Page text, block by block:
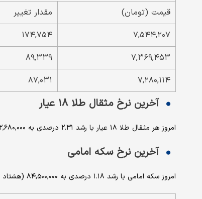
قیمت (تومان) مقدار تغییر
۷,۵۴۴,۲۰۷
۱۷۴,۷۵۴
۷,۳۶۹,۴۵۳
۸۹,۳۳۹
۷,۲۸۰,۱۱۴
۸۷,۰۳۱
آخرین نرخ مثقال طلا ۱۸ عیار
امروز هر مثقال طلا ۱۸ عیار با رشد ۲.۳۱ درصدی به ۳۲,۶۸۰,۰۰۰ (سی و دو میلیون و ششصد و هشتاد هزار) تومان رسید.
آخرین نرخ سکه امامی
امروز سکه امامی با رشد ۱.۱۸ درصدی به ۸۴,۵۰۰,۰۰۰ (هشتاد و چهار میلیون و پانصد هزار) تومان رسید.